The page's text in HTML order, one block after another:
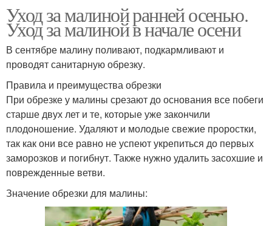
Уход за малиной ранней осенью.
Уход за малиной в начале осени
В сентябре малину поливают, подкармливают и
проводят санитарную обрезку.
Правила и преимущества обрезки
При обрезке у малины срезают до основания все побеги
старше двух лет и те, которые уже закончили
плодоношение. Удаляют и молодые свежие проростки,
так как они все равно не успеют укрепиться до первых
заморозков и погибнут. Также нужно удалить засохшие и
поврежденные ветви.
Значение обрезки для малины: